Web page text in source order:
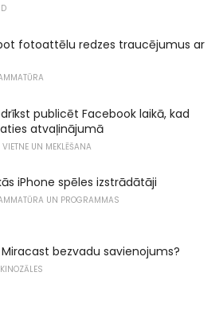
fotoattēlu redzes traucējumus ar
publicēt Facebook laikā, kad
atvaļinājumā
VIETNE UN MEKLĒŠANA
iPhone spēles izstrādātāji
UN PROGRAMMAS
Miracast bezvadu savienojums?